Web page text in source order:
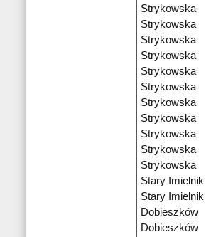
Strykowska
Strykowska
Strykowska
Strykowska
Strykowska
Strykowska
Strykowska
Strykowska
Strykowska
Strykowska
Strykowska
Stary Imielnik
Stary Imielnik
Dobieszków
Dobieszków